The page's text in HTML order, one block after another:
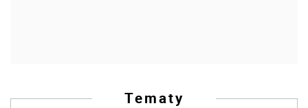
Tematy